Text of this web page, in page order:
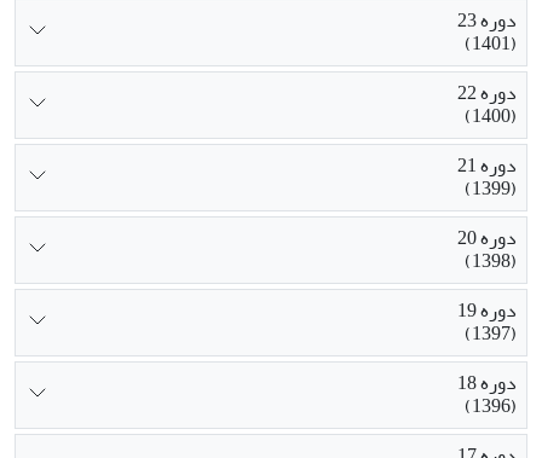
دوره 23
(1401)
دوره 22
(1400)
دوره 21
(1399)
دوره 20
(1398)
دوره 19
(1397)
دوره 18
(1396)